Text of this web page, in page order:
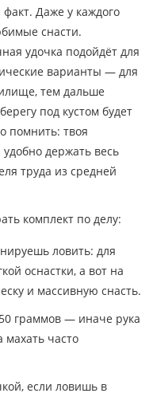
Даже у каждого
снасти.
удочка подойдёт для
варианты — для
тем дальше
под кустом будет
помнить: твоя
держать весь
труда из средней
комплект по делу:
ловить: для
оснастки, а вот на
и массивную снасть.
граммов — иначе рука
махать часто
если ловишь в